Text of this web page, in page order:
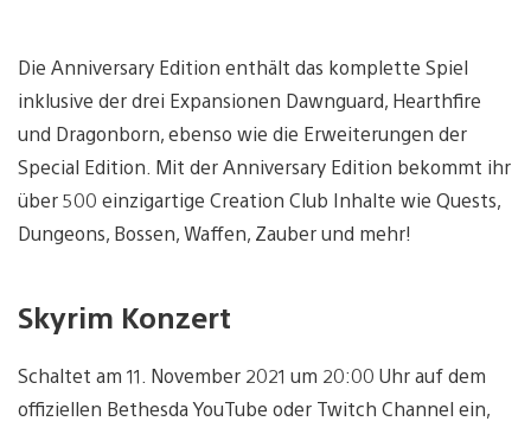
Die Anniversary Edition enthält das komplette Spiel
inklusive der drei Expansionen Dawnguard, Hearthfire
und Dragonborn, ebenso wie die Erweiterungen der
Special Edition. Mit der Anniversary Edition bekommt ihr
über 500 einzigartige Creation Club Inhalte wie Quests,
Dungeons, Bossen, Waffen, Zauber und mehr!
Skyrim Konzert
Schaltet am 11. November 2021 um 20:00 Uhr auf dem
offiziellen Bethesda YouTube oder Twitch Channel ein,